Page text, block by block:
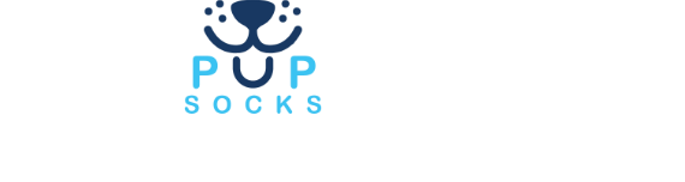
DOPORUČUJEME